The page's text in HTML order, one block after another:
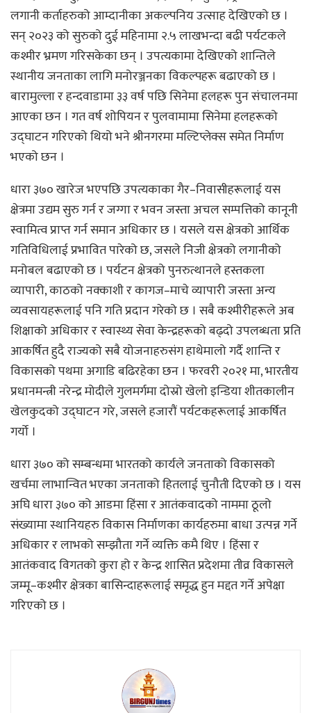
लगानी कर्ताहरुको आम्दानीका अकल्पनिय उत्साह देखिएको छ ।
सन् २०२३ को सुरुको दुई महिनामा २.५ लाखभन्दा बढी पर्यटकले
कश्मीर भ्रमण गरिसकेका छन् । उपत्यकामा देखिएको शान्तिले
स्थानीय जनताका लागि मनोरञ्जनका विकल्पहरू बढाएको छ ।
बारामुल्ला र हन्दवाडामा ३३ वर्ष पछि सिनेमा हलहरू पुन संचालनमा
आएका छन । गत वर्ष शोपियन र पुलवामामा सिनेमा हलहरूको
उद्घाटन गरिएको थियो भने श्रीनगरमा मल्टिप्लेक्स समेत निर्माण
भएको छन ।
धारा ३७० खारेज भएपछि उपत्यकाका गैर–निवासीहरूलाई यस
क्षेत्रमा उद्यम सुरु गर्न र जग्गा र भवन जस्ता अचल सम्पत्तिको कानूनी
स्वामित्व प्राप्त गर्न समान अधिकार छ । यसले यस क्षेत्रको आर्थिक
गतिविधिलाई प्रभावित पारेको छ, जसले निजी क्षेत्रको लगानीको
मनोबल बढाएको छ । पर्यटन क्षेत्रको पुनरुत्थानले हस्तकला
व्यापारी, काठको नक्काशी र कागज–माचे व्यापारी जस्ता अन्य
व्यवसायहरूलाई पनि गति प्रदान गरेको छ । सबै कश्मीरीहरूले अब
शिक्षाको अधिकार र स्वास्थ्य सेवा केन्द्रहरूको बढ्दो उपलब्धता प्रति
आकर्षित हुदै राज्यको सबै योजनाहरुसंग हाथेमालो गर्दै शान्ति र
विकासको पथमा अगाडि बढिरहेका छन । फरवरी २०२१ मा, भारतीय
प्रधानमन्त्री नरेन्द्र मोदीले गुलमर्गमा दोस्रो खेलो इन्डिया शीतकालीन
खेलकुदको उद्घाटन गरे, जसले हजारौं पर्यटकहरूलाई आकर्षित
गर्यो ।
धारा ३७० को सम्बन्धमा भारतको कार्यले जनताको विकासको
खर्चमा लाभान्वित भएका जनताको हितलाई चुनौती दिएको छ । यस
अघि धारा ३७० को आडमा हिंसा र आतंकवादको नाममा ठूलो
संख्यामा स्थानियहरु विकास निर्माणका कार्यहरुमा बाधा उत्पन्न गर्ने
अधिकार र लाभको सम्झौता गर्ने व्यक्ति कमै थिए । हिंसा र
आतंकवाद विगतको कुरा हो र केन्द्र शासित प्रदेशमा तीव्र विकासले
जम्मू–कश्मीर क्षेत्रका बासिन्दाहरूलाई समृद्ध हुन मद्दत गर्ने अपेक्षा
गरिएको छ ।